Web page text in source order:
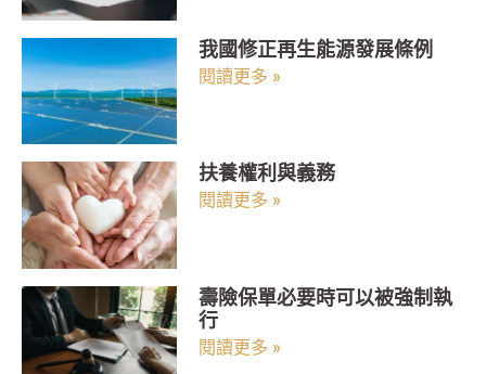
我國修正再生能源發展條例
閱讀更多 »
扶養權利與義務
閱讀更多 »
壽險保單必要時可以被強制執
行
閱讀更多 »